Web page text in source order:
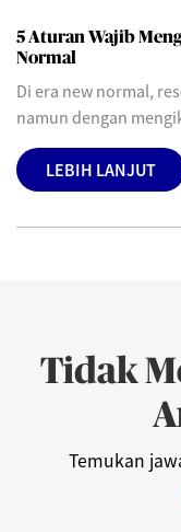
5 Aturan Wajib
Normal
Di era new normal,
namun dengan
LEBIH LANJUT
Tidak
Temukan